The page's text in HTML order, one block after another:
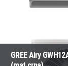
GREE Airy